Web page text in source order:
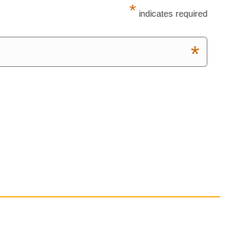
* indicates required
*